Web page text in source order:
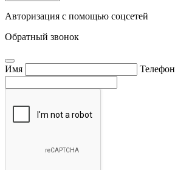
Авторизация с помощью соцсетей
Обратный звонок
Имя Телефон